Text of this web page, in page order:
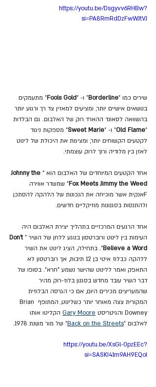
https://youtu.be/Dsgyvv6RHBw?
si=PA8RmRdDzFwWJtVJ
שירים כמו "Borderline" ו- "Fools Gold" מתעמקים
בנושאים אישיים יותר, ומציעים למאזין צד רך ורגוע יותר
בהשוואה לסאונד ההארד רוק של האלבום. גם הבלדות
"
Old Flame" ו- "Sweet Marie" מספקות ניגוד
לקטעים הקשוחים יותר, ומציגות את היכולת של לינוט
לאזן בין מלודיה ורוך לרוק עוצמתי.
אחד הקטעים המיוחדים של האלבום הוא " Johnny the
Fox Meets Jimmy the Weed" שמשדר אווירה
Fאנקית אשר מוכיחה את הנכונות של הלהקה להסתכן
ולהתנסות בסגנונות מוזיקליים חדשים.
אחד הרגעים המרכזיים בתהליך יצירת האלבום היה
העימות בין לינוט ורוברטסון בנוגע ללחן של השיר "Don't
Believe a Word". בתחילה, הציג לינוט את השיר
ללהקה כבלוז איטי בן 12 תיבות, אך רוברטסון לא
התאפק ואמר ללינוט שהישר נשמע "חרא". בסופו של
דבר השיר עובד מחדש בסגנון בלוז-רוק מהיר
שהמעריצים מכירים היום, אם כי הגרסה הבלוזית
המקורית צצה מאוחר יותר כשלינוט, המתופף Brian
Downey והגיטריסט Gary Moore הקליטו אותו
לאלבום "Back on the Streets" של מור משנת 1978.
https://youtu.be/XsGl-0pzEEc?
si=SASKI41m9AH9EQoI